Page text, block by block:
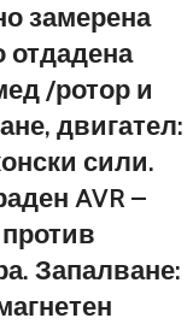
замерена
отдадена
/ротор и
двигател:
сили.
AVR –
Запалване: